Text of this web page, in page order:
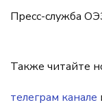
Пресс-служба
Также читайте
телеграм канале